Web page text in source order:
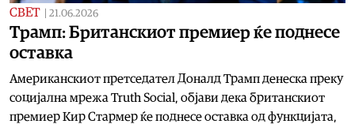
СВЕТ 21.06.2026
Трамп: Британскиот премиер ќе поднесе
оставка
Американскиот претседател Доналд Трамп денеска преку
социјална мрежа Truth Social, објави дека британскиот
премиер Кир Стармер ќе поднесе оставка од функцијата,